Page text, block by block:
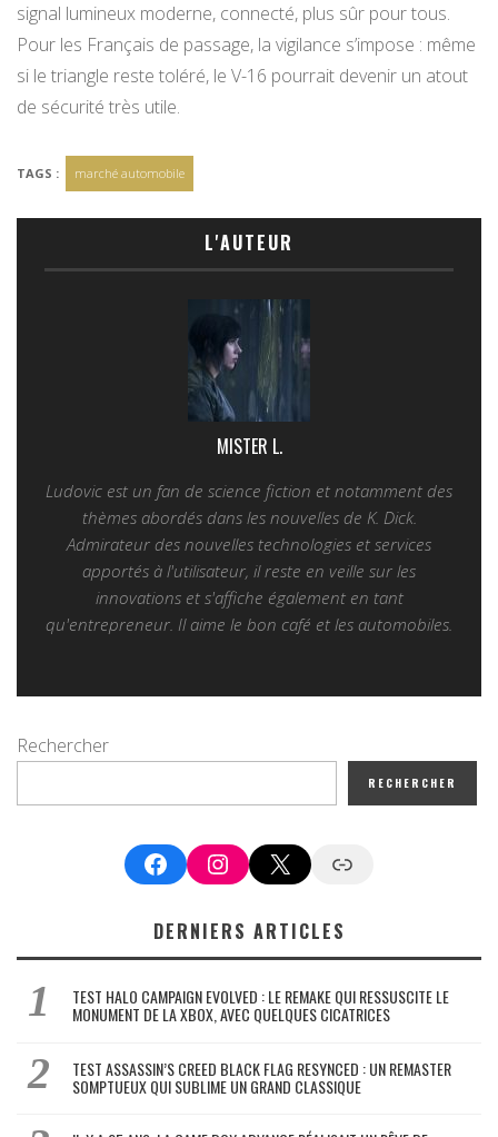
signal lumineux moderne, connecté, plus sûr pour tous.
Pour les Français de passage, la vigilance s’impose : même
si le triangle reste toléré, le V-16 pourrait devenir un atout
de sécurité très utile.
TAGS : marché automobile
L'AUTEUR
MISTER L.
Ludovic est un fan de science fiction et notamment des
thèmes abordés dans les nouvelles de K. Dick.
Admirateur des nouvelles technologies et services
apportés à l'utilisateur, il reste en veille sur les
innovations et s'affiche également en tant
qu'entrepreneur. Il aime le bon café et les automobiles.
Rechercher
RECHERCHER
FacebookInstagram
X Google News
DERNIERS ARTICLES
TEST HALO CAMPAIGN EVOLVED : LE REMAKE QUI RESSUSCITE LE
MONUMENT DE LA XBOX, AVEC QUELQUES CICATRICES
TEST ASSASSIN’S CREED BLACK FLAG RESYNCED : UN REMASTER
SOMPTUEUX QUI SUBLIME UN GRAND CLASSIQUE